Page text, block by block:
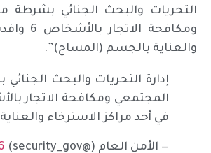
التحريات والبحث الجنائي بشرطة
والعناية بالجسم (المساج)”.
إدارة التحريات والبحث
في أحد مراكز الاسترخاء
— الأمن العام (@security_gov)